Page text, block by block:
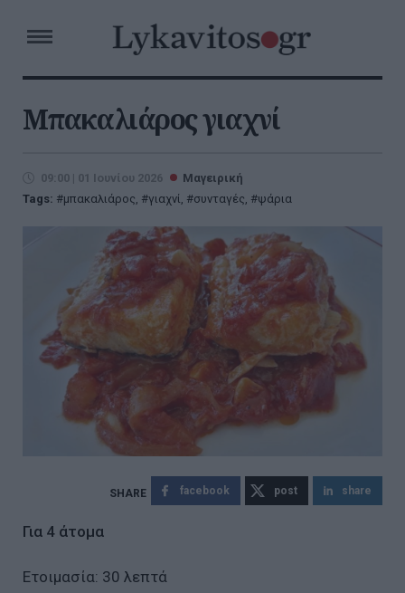
Μπακαλιάρος γιαχνί
09:00 | 01 Ιουνίου 2026
Μαγειρική
Tags:
μπακαλιάρος, γιαχνί, συνταγές, ψάρια
facebook post share
Για 4 άτομα
Ετοιμασία: 30 λεπτά